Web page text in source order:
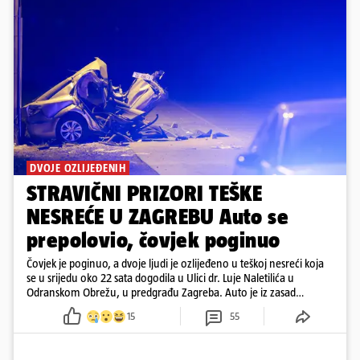
DVOJE OZLIJEĐENIH
STRAVIČNI PRIZORI TEŠKE
NESREĆE U ZAGREBU Auto se
prepolovio, čovjek poginuo
Čovjek je poginuo, a dvoje ljudi je ozlijeđeno u teškoj nesreći koja
se u srijedu oko 22 sata dogodila u Ulici dr. Luje Naletilića u
Odranskom Obrežu, u predgrađu Zagreba. Auto je iz zasad
neutvrđenih razloga sletio s kolnika, a od siline udara vozilo se
prepolovilo.
15 55